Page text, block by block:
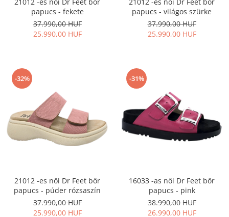
papucs - fekete
37.990,00 HUF
25.990,00 HUF
papucs - világos szürke
37.990,00 HUF
25.990,00 HUF
-32%
21012 -es női Dr Feet bőr
papucs - púder rózsaszín
37.990,00 HUF
25.990,00 HUF
-31%
16033 -as női Dr Feet bőr
papucs - pink
38.990,00 HUF
26.990,00 HUF